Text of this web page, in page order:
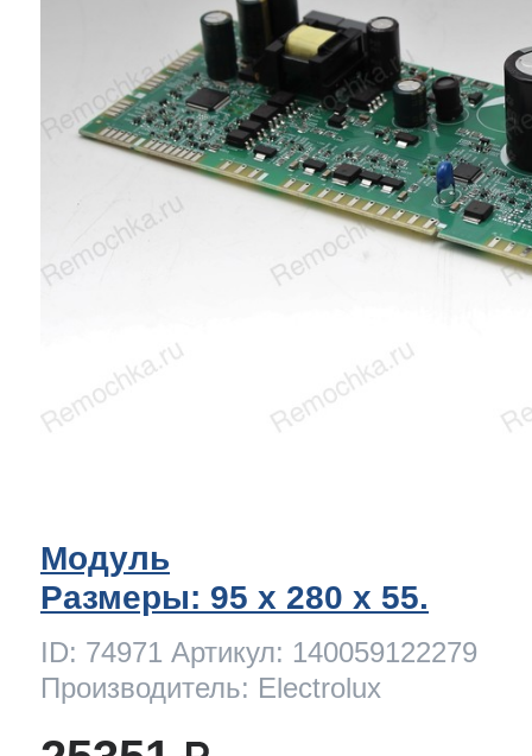
Модуль
Размеры: 95 x 280 х 55.
ID: 74971 Артикул: 140059122279
Производитель: Electrolux